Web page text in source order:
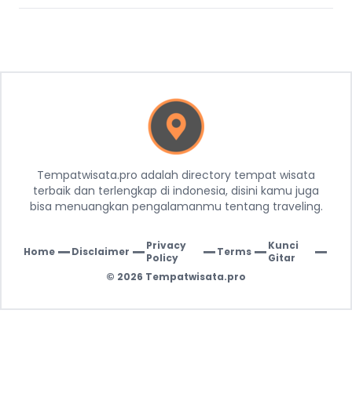
Tempatwisata.pro adalah directory tempat wisata
terbaik dan terlengkap di indonesia, disini kamu juga
bisa menuangkan pengalamanmu tentang traveling.
Home| Disclaimer | Privacy
Policy
| Terms| Kunci
Gitar
|
© 2026 Tempatwisata.pro